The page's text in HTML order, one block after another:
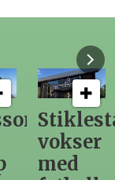
Fra
direktør